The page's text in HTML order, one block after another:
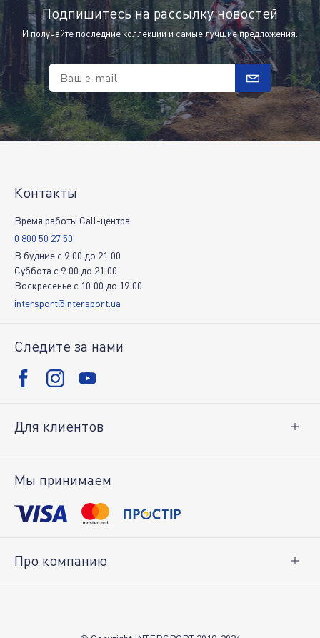
Подпишитесь на рассылку новостей
И получайте последние коллекции и самые лучшие предложения.
Ваш e-mail
Контакты
Время работы Call-центра
0 800 50 27 50
В будние c 9:00 до 21:00
Суббота c 9:00 до 21:00
Воскресенье c 10:00 до 19:00
intersport@intersport.ua
Следите за нами
Для клиентов
Возврат товара
Мы принимаем
Про компанию